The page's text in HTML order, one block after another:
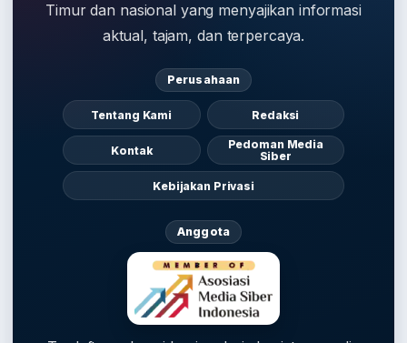
Timur dan nasional yang menyajikan informasi
aktual, tajam, dan terpercaya.
Perusahaan
Tentang Kami Redaksi
Kontak
Pedoman Media
Siber
Kebijakan Privasi
Anggota